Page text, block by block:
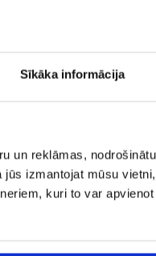
Sīkāka informācija
un reklāmas,
izmantojat mūsu
kuri to var
TNG